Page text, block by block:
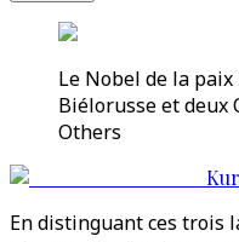
Le Nobel de la
Biélorusse et deux
Others
En distinguant ces trois